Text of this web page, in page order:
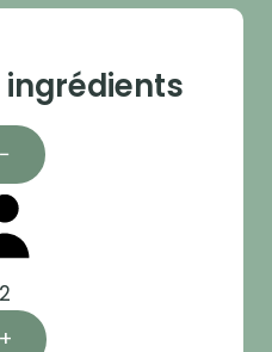
ingrédients
−
2
+